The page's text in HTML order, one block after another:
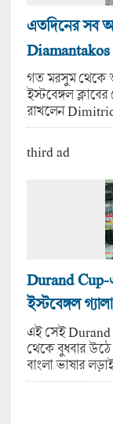
এতদিনের সব
Diamantakos
গত মরসুম থেকে
ইস্টবেঙ্গল
রাখলেন
third ad
Durand Cup-
ইস্টবেঙ্গল
এই সেই Durand
থেকে বুধবার
বাংলা ভাষার